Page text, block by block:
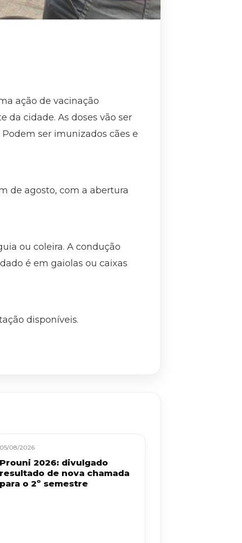
ação de vacinação
da cidade. As doses vão ser
ser imunizados cães e
de agosto, com a abertura
ou coleira. A condução
é em gaiolas ou caixas
disponíveis.
05/08/2026
Prouni 2026: divulgado
resultado de nova chamada
para o 2º semestre